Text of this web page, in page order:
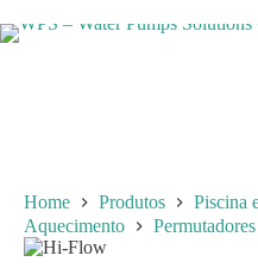
to
Home Produtos Piscina
Aquecimento